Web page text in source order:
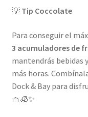
💡 Tip Coccolate
Para conseguir el
3 acumuladores de
mantendrás bebidas
más horas.
Dock & Bay para
🧺🧊✨